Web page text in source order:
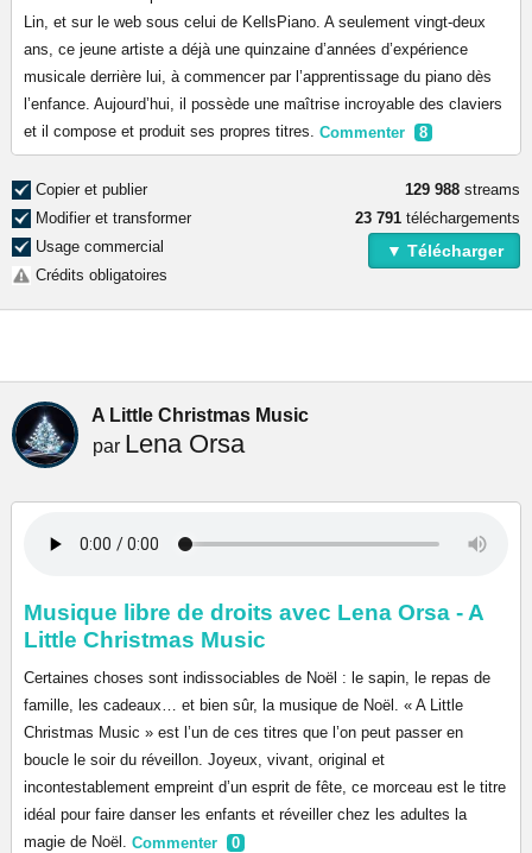
Lin, et sur le web sous celui de KellsPiano. A seulement vingt-deux
ans, ce jeune artiste a déjà une quinzaine d’années d’expérience
musicale derrière lui, à commencer par l’apprentissage du piano dès
l’enfance. Aujourd’hui, il possède une maîtrise incroyable des claviers
et il compose et produit ses propres titres. Commenter 8
Copier et publier
Modifier et transformer
Usage commercial
Crédits obligatoires
129 988 streams
23 791 téléchargements
▼ Télécharger
A Little Christmas Music
par Lena Orsa
Musique libre de droits avec Lena Orsa - A
Little Christmas Music
Certaines choses sont indissociables de Noël : le sapin, le repas de
famille, les cadeaux… et bien sûr, la musique de Noël. « A Little
Christmas Music » est l’un de ces titres que l’on peut passer en
boucle le soir du réveillon. Joyeux, vivant, original et
incontestablement empreint d’un esprit de fête, ce morceau est le titre
idéal pour faire danser les enfants et réveiller chez les adultes la
magie de Noël. Commenter 0